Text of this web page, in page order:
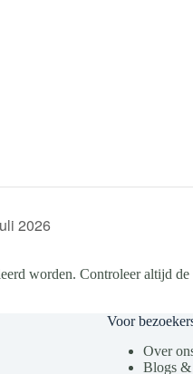
2026
worden. Controleer altijd
Voor
Over
Blogs &